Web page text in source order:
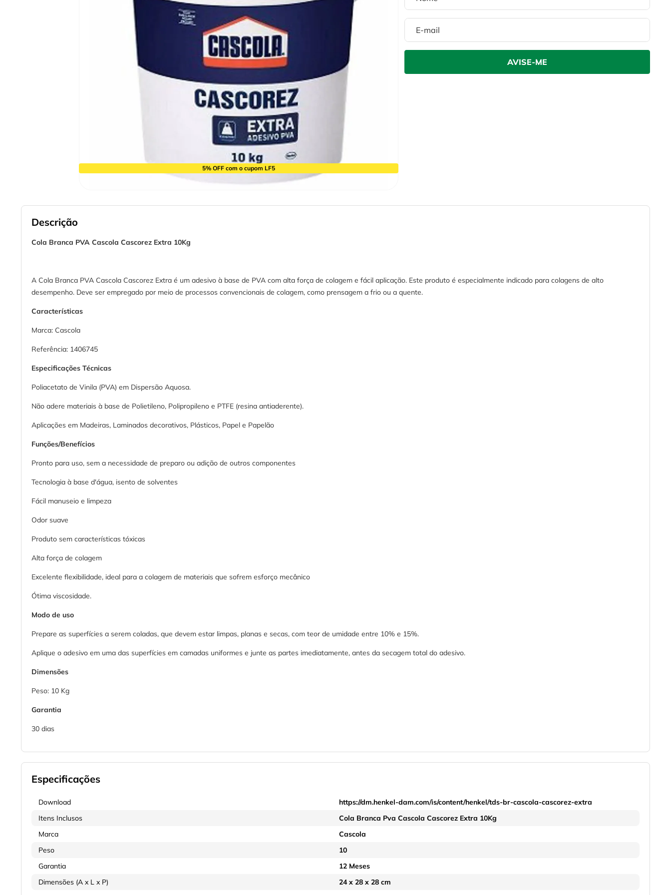
5% OFF com o cupom LF5
Descrição
Cola Branca PVA Cascola Cascorez Extra 10Kg
A Cola Branca PVA Cascola Cascorez Extra é um adesivo à base de PVA com alta força de colagem e fácil aplicação. Este produto é especialmente indicado para colagens de alto
desempenho. Deve ser empregado por meio de processos convencionais de colagem, como prensagem a frio ou a quente.
Características
Marca: Cascola
Referência: 1406745
Especificações Técnicas
Poliacetato de Vinila (PVA) em Dispersão Aquosa.
Não adere materiais à base de Polietileno, Polipropileno e PTFE (resina antiaderente).
Aplicações em Madeiras, Laminados decorativos, Plásticos, Papel e Papelão
Funções/Benefícios
Pronto para uso, sem a necessidade de preparo ou adição de outros componentes
Tecnologia à base d'água, isento de solventes
Fácil manuseio e limpeza
Odor suave
Produto sem características tóxicas
Alta força de colagem
Excelente flexibilidade, ideal para a colagem de materiais que sofrem esforço mecânico
Ótima viscosidade.
Modo de uso
Prepare as superfícies a serem coladas, que devem estar limpas, planas e secas, com teor de umidade entre 10% e 15%.
Aplique o adesivo em uma das superfícies em camadas uniformes e junte as partes imediatamente, antes da secagem total do adesivo.
Dimensões
Peso: 10 Kg
Garantia
30 dias
Especificações
Download
https://dm.henkel-dam.com/is/content/henkel/tds-br-cascola-cascorez-extra
Itens Inclusos
Cola Branca Pva Cascola Cascorez Extra 10Kg
Marca
Cascola
Peso
10
Garantia
12 Meses
Dimensões (A x L x P)
24 x 28 x 28 cm